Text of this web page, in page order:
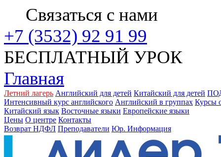
Связаться с нами
+7 (3532) 92 91 99
БЕСПЛАТНЫЙ УРОК
Главная
Летний лагерь Английский для детей Китайский для детей
Интенсивный курс английского Английский в группах Курсы
Китайский язык Восточные языки Европейские языки
Цены О центре Контакты
Возврат НДФЛ Преподаватели Юр. Информация